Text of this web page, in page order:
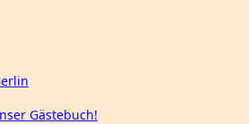
Gästebuch!